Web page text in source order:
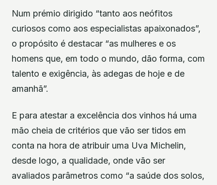
Num prémio dirigido “tanto aos neófitos
curiosos como aos especialistas apaixonados”,
o propósito é destacar “as mulheres e os
homens que, em todo o mundo, dão forma, com
talento e exigência, às adegas de hoje e de
amanhã”.
E para atestar a excelência dos vinhos há uma
mão cheia de critérios que vão ser tidos em
conta na hora de atribuir uma Uva Michelin,
desde logo, a qualidade, onde vão ser
avaliados parâmetros como “a saúde dos solos,